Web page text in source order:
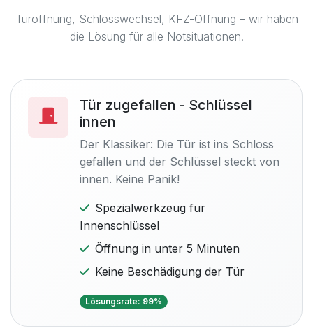
Türöffnung, Schlosswechsel, KFZ-Öffnung – wir haben
die Lösung für alle Notsituationen.
Tür zugefallen - Schlüssel
innen
Der Klassiker: Die Tür ist ins Schloss
gefallen und der Schlüssel steckt von
innen. Keine Panik!
Spezialwerkzeug für
Innenschlüssel
Öffnung in unter 5 Minuten
Keine Beschädigung der Tür
Lösungsrate: 99%